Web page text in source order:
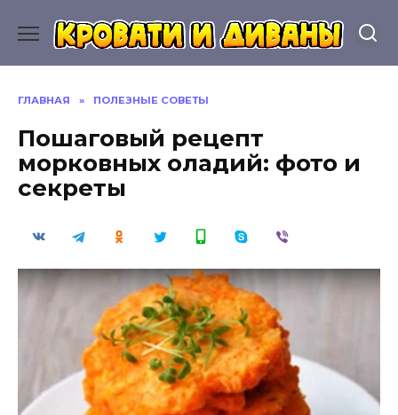
содержанию
ГЛАВНАЯ » ПОЛЕЗНЫЕ СОВЕТЫ
Пошаговый рецепт
морковных оладий: фото и
секреты